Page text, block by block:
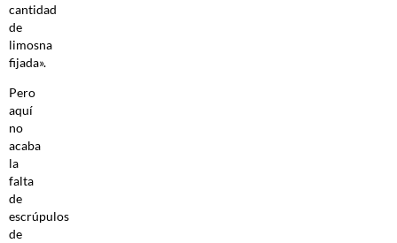
cantidad
de
limosna
fijada».
Pero
aquí
no
acaba
la
falta
de
escrúpulos
de